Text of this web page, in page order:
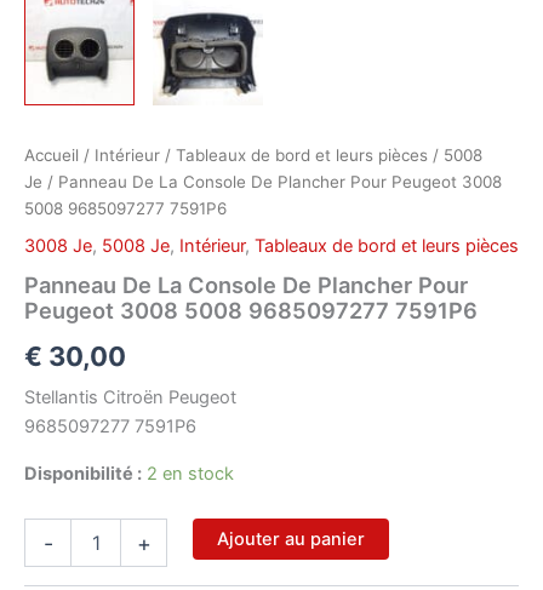
Accueil / Intérieur / Tableaux de bord et leurs pièces / 5008
Je / Panneau De La Console De Plancher Pour Peugeot 3008
5008 9685097277 7591P6
3008 Je, 5008 Je, Intérieur, Tableaux de bord et leurs pièces
Panneau De La Console De Plancher Pour
Peugeot 3008 5008 9685097277 7591P6
€ 30,00
Stellantis Citroën Peugeot
9685097277 7591P6
Disponibilité : 2 en stock
- + Ajouter au panier